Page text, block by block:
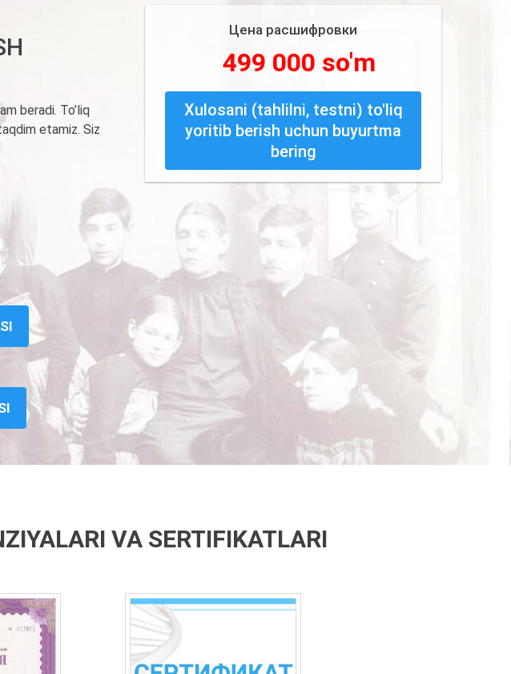
beradi. To’liq
etamiz. Siz
Цена расшифровки
499 000 so'm
Xulosani (tahlilni, testni) to'liq
yoritib berish uchun buyurtma
bering
VA SERTIFIKATLARI